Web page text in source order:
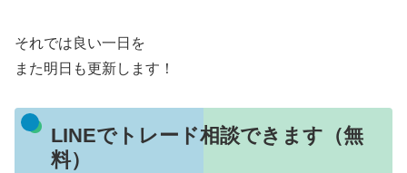
それでは良い一日を
また明日も更新します！
LINEでトレード相談できます（無
料）